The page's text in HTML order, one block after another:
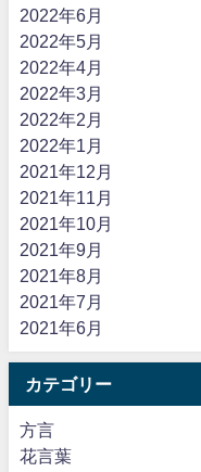
2022年6月
2022年5月
2022年4月
2022年3月
2022年2月
2022年1月
2021年12月
2021年11月
2021年10月
2021年9月
2021年8月
2021年7月
2021年6月
カテゴリー
方言
花言葉